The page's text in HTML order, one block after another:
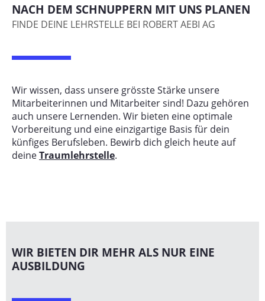
NACH DEM SCHNUPPERN MIT UNS PLANEN
FINDE DEINE LEHRSTELLE BEI ROBERT AEBI AG
Wir wissen, dass unsere grösste Stärke unsere
Mitarbeiterinnen und Mitarbeiter sind! Dazu gehören
auch unsere Lernenden. Wir bieten eine optimale
Vorbereitung und eine einzigartige Basis für dein
künfiges Berufsleben. Bewirb dich gleich heute auf
deineTraumlehrstelle.
WIR BIETEN DIR MEHR ALS NUR EINE
AUSBILDUNG